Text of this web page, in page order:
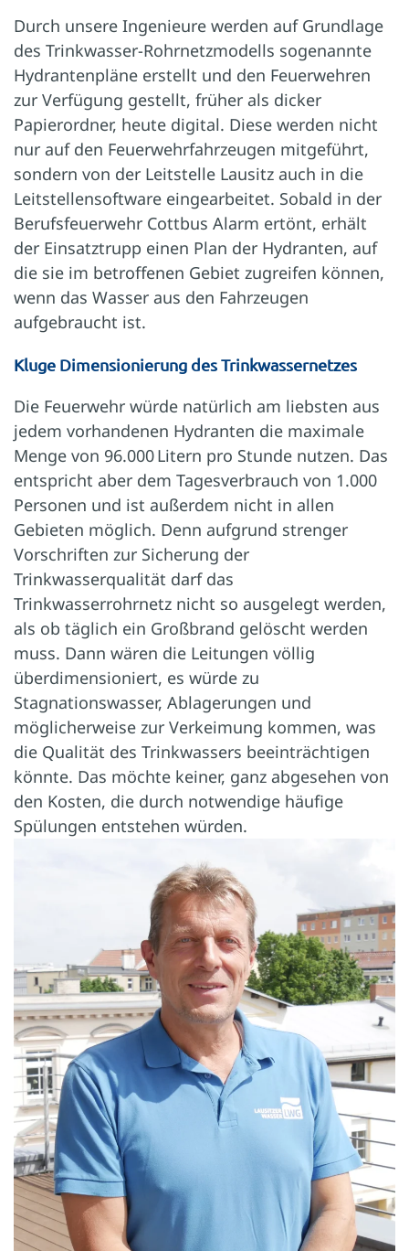
Durch unsere Ingenieure werden auf Grundlage
des Trinkwasser-Rohrnetzmodells sogenannte
Hydrantenpläne erstellt und den Feuerwehren
zur Verfügung gestellt, früher als dicker
Papierordner, heute digital. Diese werden nicht
nur auf den Feuerwehrfahrzeugen mitgeführt,
sondern von der Leitstelle Lausitz auch in die
Leitstellensoftware eingearbeitet. Sobald in der
Berufsfeuerwehr Cottbus Alarm ertönt, erhält
der Einsatztrupp einen Plan der Hydranten, auf
die sie im betroffenen Gebiet zugreifen können,
wenn das Wasser aus den Fahrzeugen
aufgebraucht ist.
Kluge Dimension­ierung des Trinkwasser­netzes
Die Feuerwehr würde natürlich am liebsten aus
jedem vorhandenen Hydranten die maximale
Menge von 96.000 Litern pro Stunde nutzen. Das
entspricht aber dem Tagesverbrauch von 1.000
Personen und ist außerdem nicht in allen
Gebieten möglich. Denn aufgrund strenger
Vorschriften zur Sicherung der
Trinkwasserqualität darf das
Trinkwasserrohrnetz nicht so ausgelegt werden,
als ob täglich ein Großbrand gelöscht werden
muss. Dann wären die Leitungen völlig
überdimensioniert, es würde zu
Stagnationswasser, Ablagerungen und
möglicherweise zur Verkeimung kommen, was
die Qualität des Trinkwassers beeinträchtigen
könnte. Das möchte keiner, ganz abgesehen von
den Kosten, die durch notwendige häufige
Spülungen entstehen würden.